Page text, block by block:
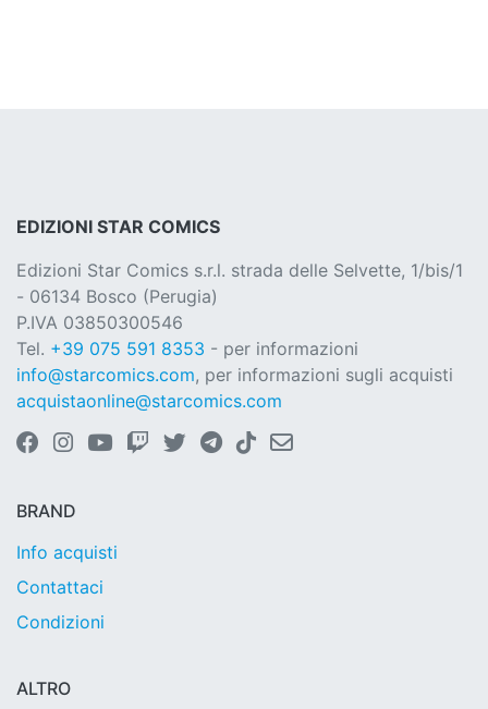
EDIZIONI STAR COMICS
Edizioni Star Comics s.r.l. strada delle Selvette, 1/bis/1
- 06134 Bosco (Perugia)
P.IVA 03850300546
Tel. +39 075 591 8353 - per informazioni
info@starcomics.com, per informazioni sugli acquisti
acquistaonline@starcomics.com
BRAND
Info acquisti
Contattaci
Condizioni
ALTRO